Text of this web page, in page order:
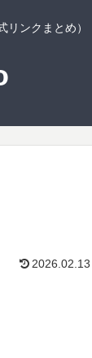
リンクまとめ）
2026.02.13